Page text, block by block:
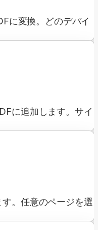
に変換。どのデバイ
に追加します。サイ
。任意のページを選